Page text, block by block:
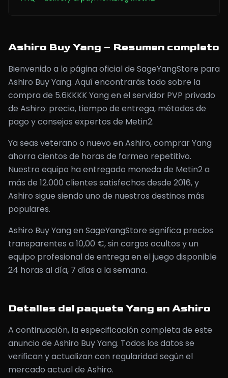
Ashiro Buy Yang – Resumen completo
Bienvenido a la página oficial de SageYangStore para
Ashiro Buy Yang. Aquí encontrarás todo sobre la
compra de 5.6KKKK Yang en el servidor PVP privado
de Ashiro: precio, tiempo de entrega, métodos de
pago y consejos expertos de Metin2.
Ya seas veterano o nuevo en Ashiro, comprar Yang
ahorra cientos de horas de farmeo repetitivo.
Nuestro equipo ha entregado moneda de Metin2 a
más de 12.000 clientes satisfechos desde 2016, y
Ashiro sigue siendo uno de nuestros destinos más
populares.
Ashiro Buy Yang en SageYangStore significa precios
transparentes a 10,00 €, sin cargos ocultos y un
equipo profesional de entrega en el juego disponible
24 horas al día, 7 días a la semana.
Detalles del paquete Yang en Ashiro
A continuación, la especificación completa de este
anuncio de Ashiro Buy Yang. Todos los datos se
verifican y actualizan con regularidad según el
mercado actual de Ashiro.